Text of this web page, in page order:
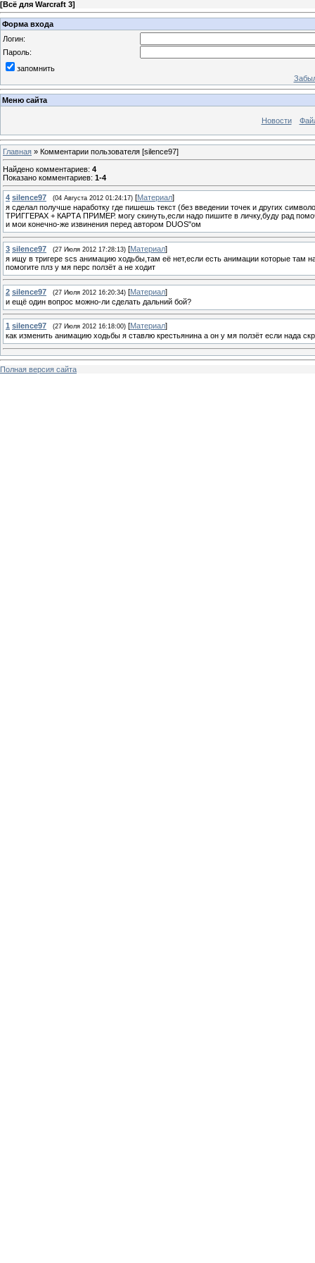
[Всё для Warcraft 3]
Форма входа
Логин:
Пароль:
запомнить
Меню сайта
Новости
Главная » Комментарии пользователя [silence97]
Найдено комментариев: 4
Показано комментариев: 1-4
4 silence97 (04 Августа 2012 01:24:17) [Материал]
я сделал получше наработку где пишешь текст (без введении точек и других
ТРИГГЕРАХ + КАРТА ПРИМЕР. могу скинуть,если надо пишите в личку,буду рад
и мои конечно-же извинения перед автором DUOS"ом
3 silence97 (27 Июля 2012 17:28:13) [Материал]
я ищу в тригере scs анимацию ходьбы,там её нет,если есть анимации которые там
помогите плз у мя перс ползёт а не ходит
2 silence97 (27 Июля 2012 16:20:34) [Материал]
и ещё один вопрос можно-ли сделать дальний бой?
1 silence97 (27 Июля 2012 16:18:00) [Материал]
как изменить анимацию ходьбы я ставлю крестьянина а он у мя ползёт если нада
Полная версия сайта